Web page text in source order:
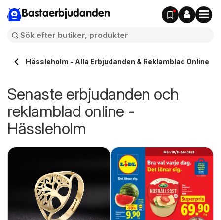
Bastaerbjudanden
Hässleholm - Alla Erbjudanden & Reklamblad Online
Senaste erbjudanden och
reklamblad online -
Hässleholm